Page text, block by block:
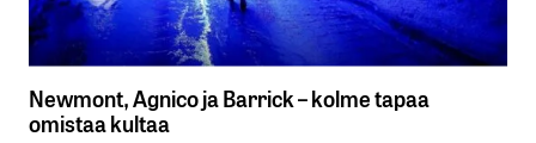
Newmont, Agnico ja Barrick – kolme tapaa
omistaa kultaa